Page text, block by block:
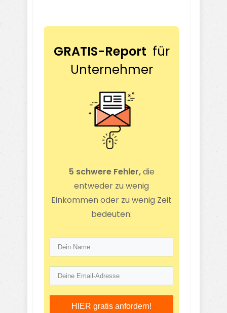
GRATIS-Report für
Unternehmer
5 schwere Fehler,die
entweder zu wenig
Einkommen oder zu wenig Zeit
bedeuten:
HIER gratis anfordern!